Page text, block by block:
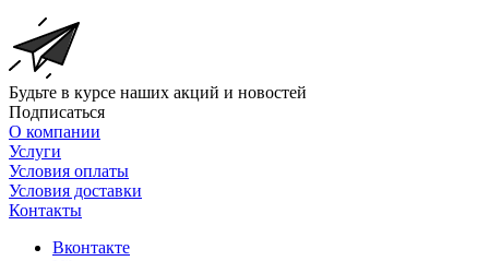
Будьте в курсе наших акций и новостей
Подписаться
О компании
Услуги
Условия оплаты
Условия доставки
Контакты
Вконтакте